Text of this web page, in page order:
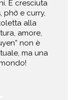
È cresciuta
phở e curry,
alla
amore,
non è
ma una